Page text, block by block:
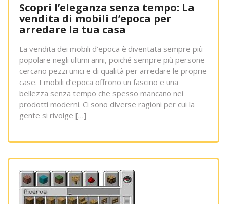
Scopri l’eleganza senza tempo: La
vendita di mobili d’epoca per
arredare la tua casa
La vendita dei mobili d’epoca è diventata sempre più
popolare negli ultimi anni, poiché sempre più persone
cercano pezzi unici e di qualità per arredare le proprie
case. I mobili d’epoca offrono un fascino e una
bellezza senza tempo che spesso mancano nei
prodotti moderni. Ci sono diverse ragioni per cui la
gente si rivolge […]